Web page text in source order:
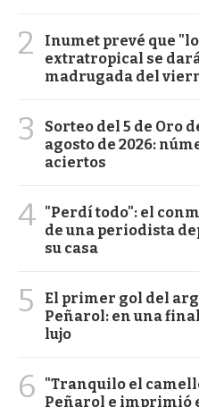
2
Inumet prevé que
extratropical se
madrugada del
3
Sorteo del 5 de Oro
agosto de 2026:
aciertos
4 "Perdí todo": el
de una periodista
su casa
5
El primer gol del
Peñarol: en una
lujo
6
"Tranquilo el
Peñarol e imprimió